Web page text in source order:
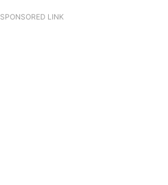
SPONSORED LINK